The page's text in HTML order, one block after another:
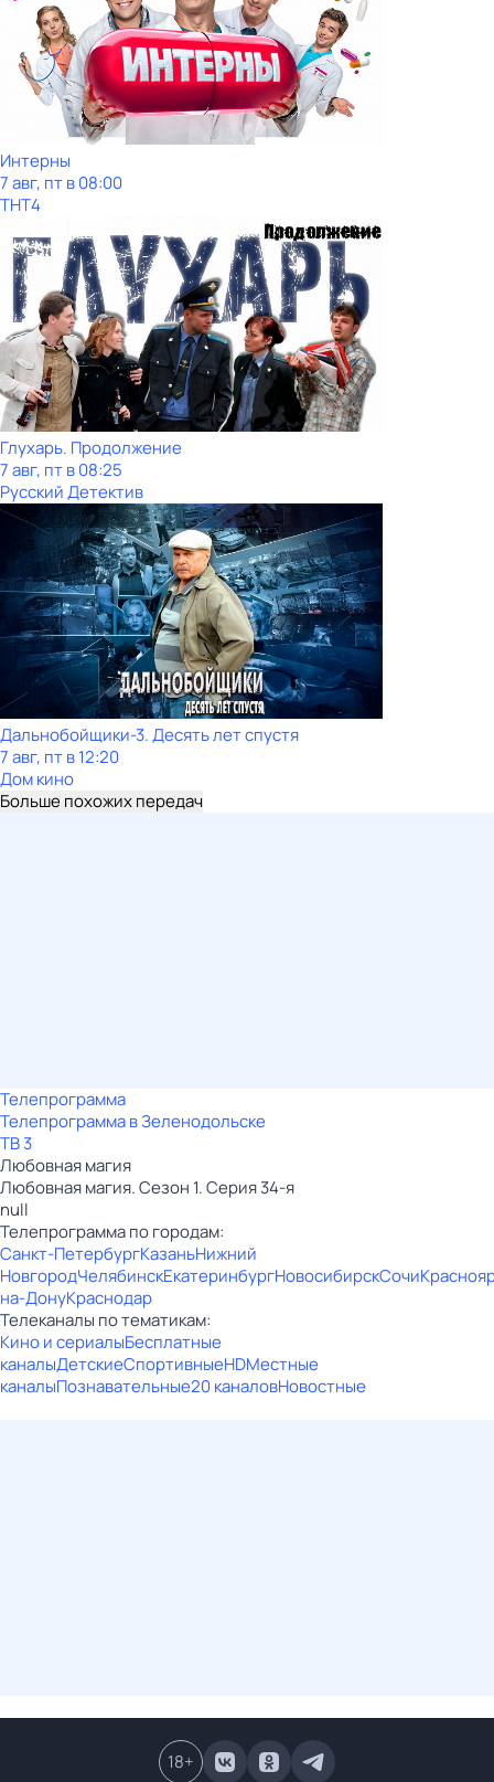
Интерны
7 авг, пт в 08:00
ТНТ4
Глухарь. Продолжение
7 авг, пт в 08:25
Русский Детектив
Дальнобойщики-3. Десять лет спустя
7 авг, пт в 12:20
Дом кино
Больше похожих передач
Телепрограмма
Телепрограмма в Зеленодольске
ТВ 3
Любовная магия
Любовная магия. Сезон 1. Серия 34-я
null
Телепрограмма по городам:
Санкт-ПетербургКазаньНижний
НовгородЧелябинскЕкатеринбургНовосибирскСочи
на-ДонуКраснодар
Телеканалы по тематикам:
Кино и сериалыБесплатные
каналыДетскиеСпортивныеHDМестные
каналыПознавательные20 каналовНовостные
18+